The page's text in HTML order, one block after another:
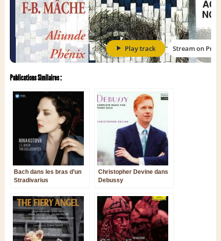
Publications Similaires :
Bach dans les bras d’un
Stradivarius
Christopher Devine dans
Debussy